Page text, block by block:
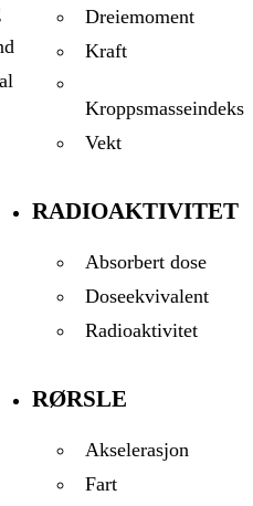
Dreiemoment
Kraft
Kroppsmasseindeks
Vekt
RADIOAKTIVITET
Absorbert dose
Doseekvivalent
Radioaktivitet
RØRSLE
Akselerasjon
Fart